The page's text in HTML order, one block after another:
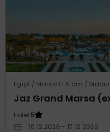
Hotel:5
10.12.2026 - 17.12.2026